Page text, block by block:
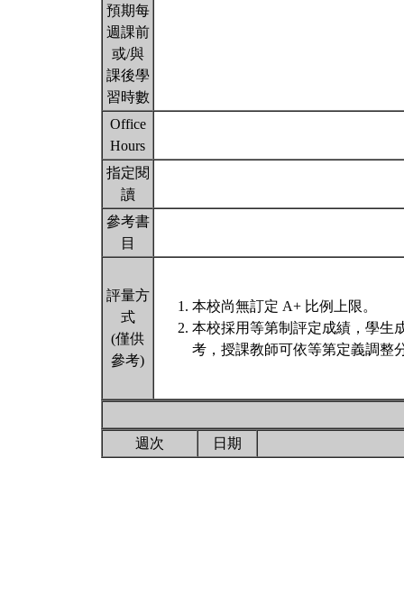
預期每
週課前
或/與
課後學
習時數
Office
Hours
指定閱
讀
參考書
目
評量方
式
(僅供
參考)
本校尚無訂定 A+ 比例上限。
本校採用等第制評定成績，學生
考，授課教師可依等第定義調整
週次 日期